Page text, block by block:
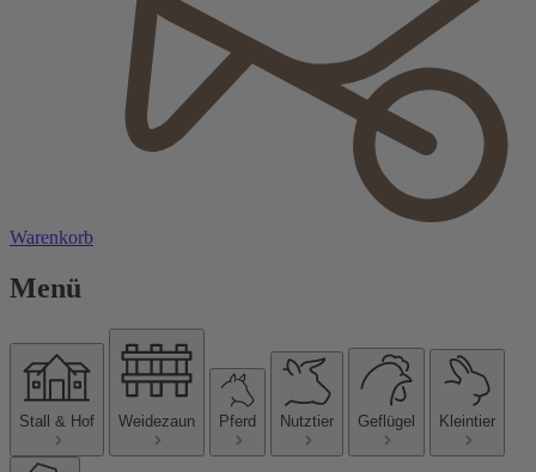
Warenkorb
Menü
Stall & Hof Weidezaun Pferd Nutztier Geflügel Kleintier